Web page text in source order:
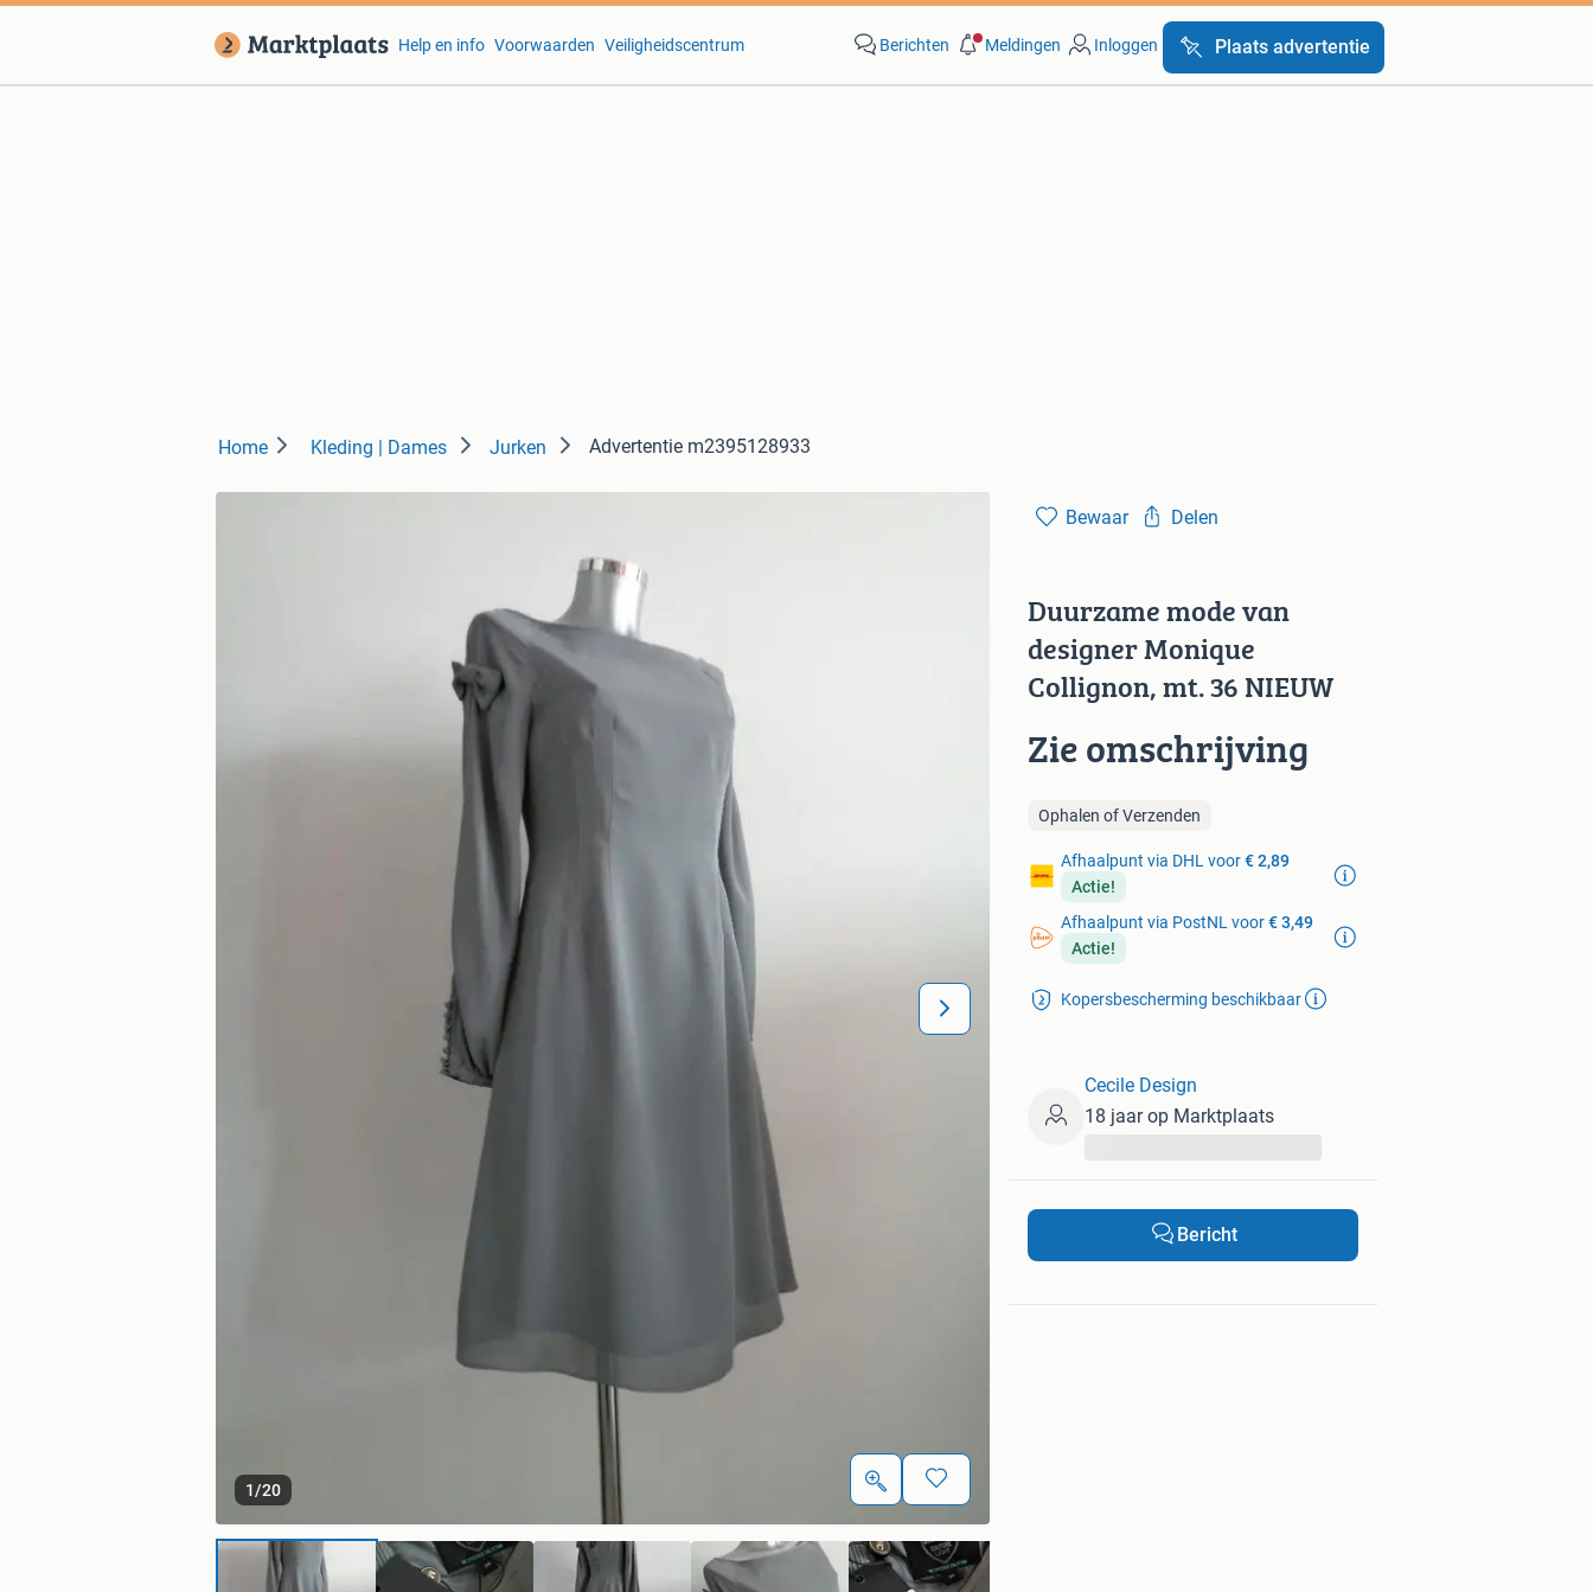
Help en info Voorwaarden Veiligheidscentrum Berichten Meldingen Inloggen Plaats advertentie
Home Kleding | Dames Jurken Advertentie m2395128933
1/20
Bewaar Delen
Duurzame mode van
designer Monique
Collignon, mt. 36 NIEUW
Zie omschrijving
Ophalen of Verzenden
Afhaalpunt via DHL voor€ 2,89
Actie!
Afhaalpunt via PostNL voor€ 3,49
Actie!
Kopersbescherming beschikbaar
Cecile Design
18 jaar op Marktplaats
Bericht